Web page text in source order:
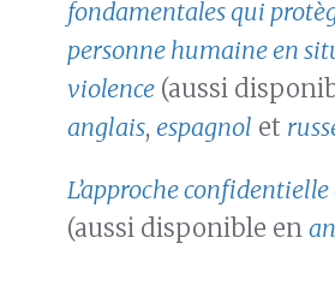
fondamentales qui
personne humaine en
violence (aussi
anglais, espagnol et
L’approche confidentielle
(aussi disponible en